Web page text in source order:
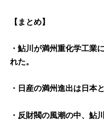
【まとめ】
・鮎川が満州重化学工業
れた。
・日産の満州進出は日本
・反財閥の風潮の中、鮎